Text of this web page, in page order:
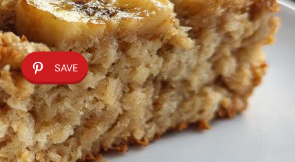
SAVE